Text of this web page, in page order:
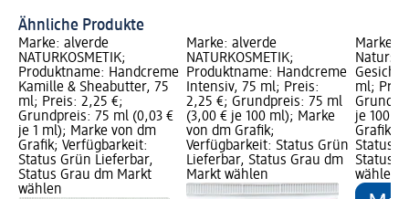
Ähnliche Produkte
Marke: alverde
NATURKOSMETIK;
Produktname: Handcreme
Kamille & Sheabutter, 75
ml; Preis: 2,25 €;
Grundpreis: 75 ml (0,03 €
je 1 ml); Marke von dm
Grafik; Verfügbarkeit:
Status Grün Lieferbar,
Status Grau dm Markt
wählen
Marke: alverde
NATURKOSMETIK;
Produktname: Handcreme
Intensiv, 75 ml; Preis:
2,25 €; Grundpreis: 75 ml
(3,00 € je 100 ml); Marke
von dm Grafik;
Verfügbarkeit: Status Grün
Lieferbar, Status Grau dm
Markt wählen
Marke:
ml;
je 100
Grafik;
Status
Status
wählen